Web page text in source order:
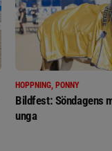
HOPPNING, PONNY
Bildfest: Söndagens
unga